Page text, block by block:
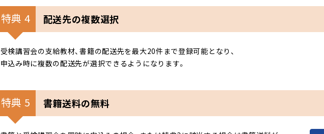
特典 4 配送先の複数選択
受検講習会の支給教材、書籍の配送先を最大20件まで登録可能となり、
申込み時に複数の配送先が選択できるようになります。
特典 5 書籍送料の無料